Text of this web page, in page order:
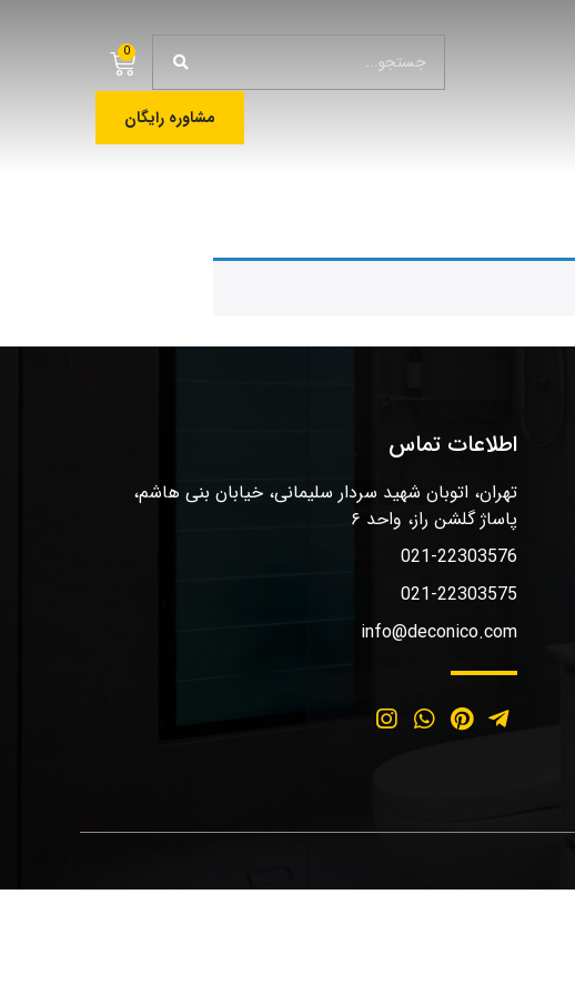
0
مشاوره رایگان
اطلاعات تماس
تهران، اتوبان شهید سردار سلیمانی، خیابان بنی هاشم،
پاساژ گلشن راز، واحد ۶
021-22303576
021-22303575
info@deconico.com